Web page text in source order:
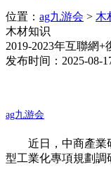
位置： ag九游会 > 木
木材知识
2019-2023年互聯網
发布时间：2025-08-
ag九游会
近日，中商產業研
型工業化專項規劃調